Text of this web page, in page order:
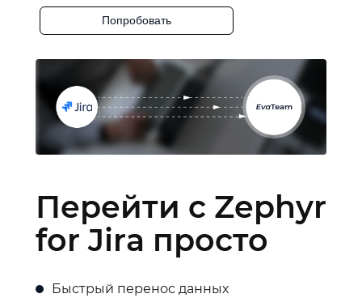
Попробовать
Перейти с Zephyr
for Jira просто
Быстрый перенос данных